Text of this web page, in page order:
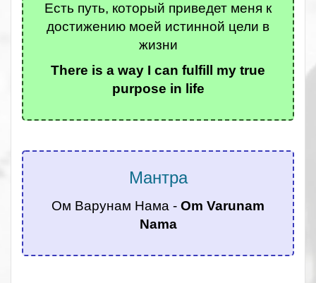
Есть путь, который приведет меня к
достижению моей истинной цели в
жизни
There is a way I can fulfill my true
purpose in life
Мантра
Ом Варунам Нама - Om Varunam
Nama